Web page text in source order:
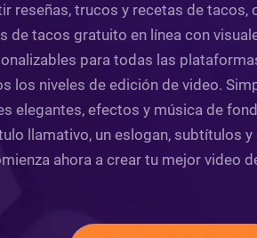
reseñas, trucos y recetas de
de tacos gratuito en línea con
para todas las
los niveles de edición de video.
elegantes, efectos y música de
llamativo, un eslogan, subtítulos
ahora a crear tu mejor video